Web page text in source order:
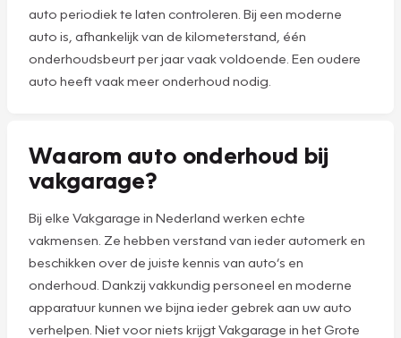
auto periodiek te laten controleren. Bij een moderne
auto is, afhankelijk van de kilometerstand, één
onderhoudsbeurt per jaar vaak voldoende. Een oudere
auto heeft vaak meer onderhoud nodig.
Waarom auto onderhoud bij
vakgarage?
Bij elke Vakgarage in Nederland werken echte
vakmensen. Ze hebben verstand van ieder automerk en
beschikken over de juiste kennis van auto’s en
onderhoud. Dankzij vakkundig personeel en moderne
apparatuur kunnen we bijna ieder gebrek aan uw auto
verhelpen. Niet voor niets krijgt Vakgarage in het Grote